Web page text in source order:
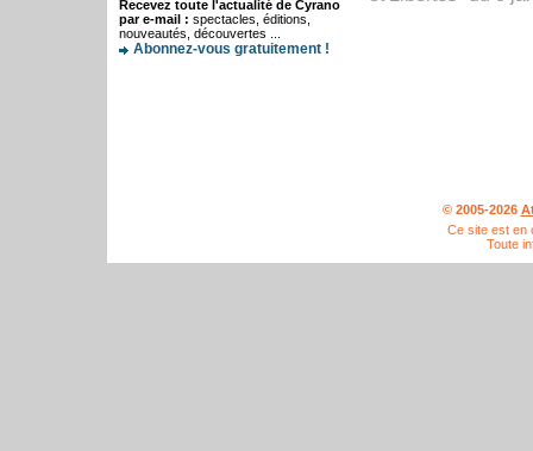
Recevez toute l'actualité de Cyrano
par e-mail : spectacles, éditions,
nouveautés, découvertes ...
Abonnez-vous gratuitement !
© 2005-2026
Ce site est en
Toute